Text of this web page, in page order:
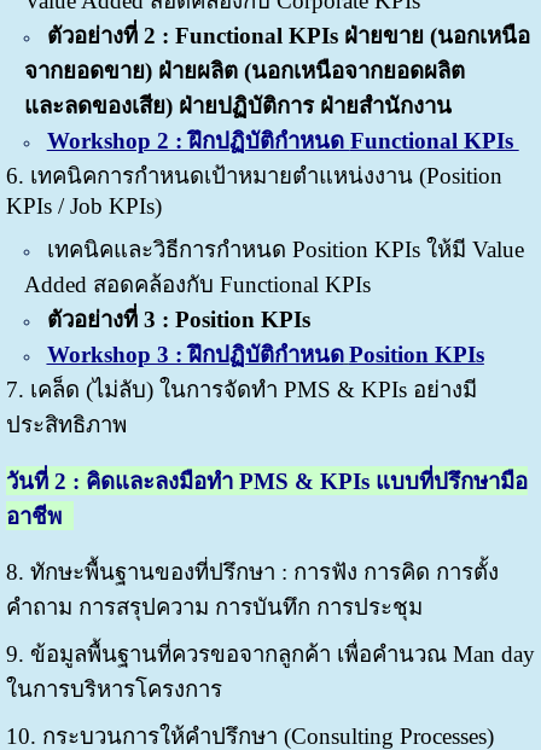
ตัวอย่างที่ 2 : Functional KPIs ฝ่ายขาย (นอกเหนือ
จากยอดขาย) ฝ่ายผลิต (นอกเหนือจากยอดผลิต
และลดของเสีย) ฝ่ายปฏิบัติการ ฝ่ายสำนักงาน
Workshop 2 : ฝึกปฏิบัติกำหนด Functional KPIs
6. เทคนิคการกำหนดเป้าหมายตำแหน่งงาน (Position
KPIs / Job KPIs)
เทคนิคและวิธีการกำหนด Position KPIs ให้มี Value
Added สอดคล้องกับ Functional KPIs
ตัวอย่างที่ 3 : Position KPIs
Workshop 3 : ฝึกปฏิบัติกำหนด Position KPIs
7. เคล็ด (ไม่ลับ) ในการจัดทำ PMS & KPIs อย่างมี
ประสิทธิภาพ
วันที่2 : คิดและลงมือทำ PMS & KPIs แบบที่ปรึกษามือ
อาชีพ
8. ทักษะพื้นฐานของที่ปรึกษา : การฟัง การคิด การตั้ง
คำถาม การสรุปความ การบันทึก การประชุม
9. ข้อมูลพื้นฐานที่ควรขอจากลูกค้า เพื่อคำนวณ Man day
ในการบริหารโครงการ
10. กระบวนการให้คำปรึกษา (Consulting Processes)